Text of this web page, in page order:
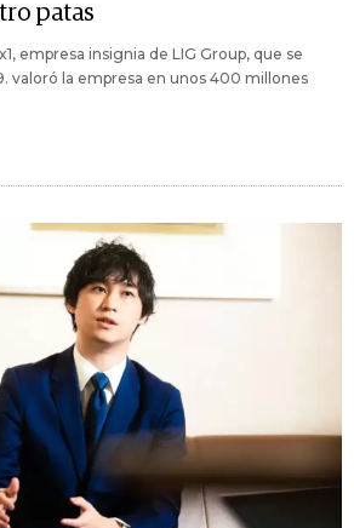
patas
empresa insignia de LIG Group, que se
valoró la empresa en unos 400 millones